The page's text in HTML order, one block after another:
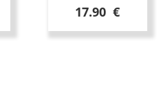
17.90 €